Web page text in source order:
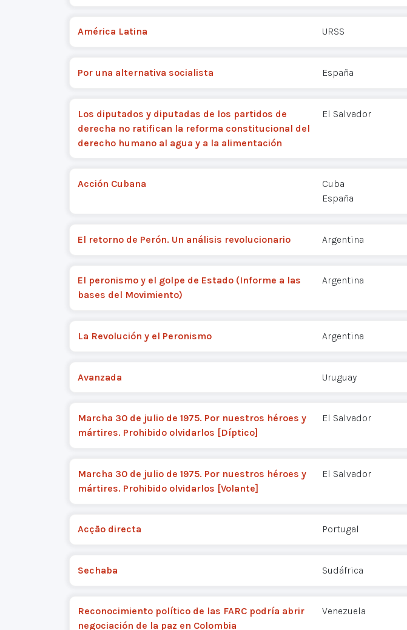
América Latina URSS
Por una alternativa socialista España
Los diputados y diputadas de los partidos de
derecha no ratifican la reforma constitucional del
derecho humano al agua y a la alimentación
El Salvador
Acción Cubana
Cuba
España
El retorno de Perón. Un análisis revolucionario Argentina
El peronismo y el golpe de Estado (Informe a las
bases del Movimiento)
Argentina
La Revolución y el Peronismo Argentina
Avanzada Uruguay
Marcha 30 de julio de 1975. Por nuestros héroes y
mártires. Prohibido olvidarlos [Díptico]
El Salvador
Marcha 30 de julio de 1975. Por nuestros héroes y
mártires. Prohibido olvidarlos [Volante]
El Salvador
Acção directa Portugal
Sechaba Sudáfrica
Reconocimiento político de las FARC podría abrir
negociación de la paz en Colombia
Venezuela